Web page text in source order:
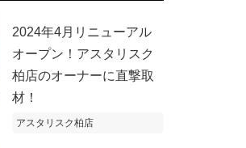
2024年4月リニューアル
オープン！アスタリスク
柏店のオーナーに直撃取
材！
アスタリスク柏店